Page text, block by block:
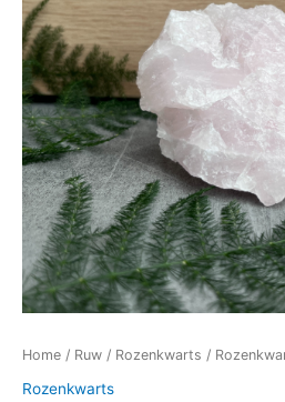
Home / Ruw / Rozenkwarts /
Rozenkwarts